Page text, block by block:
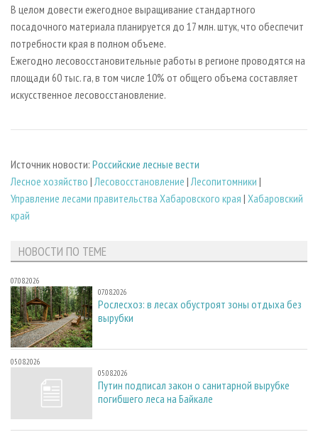
В целом довести ежегодное выращивание стандартного
посадочного материала планируется до 17 млн. штук, что обеспечит
потребности края в полном объеме.
Ежегодно лесовосстановительные работы в регионе проводятся на
площади 60 тыс. га, в том числе 10% от общего объема составляет
искусственное лесовосстановление.
Источник новости: Российские лесные вести
Лесное хозяйство |Лесовосстановление |Лесопитомники |
Управление лесами правительства Хабаровского края | Хабаровский
край
НОВОСТИ ПО ТЕМЕ
07.08.2026
07.08.2026
Рослесхоз: в лесах обустроят зоны отдыха без
вырубки
05.08.2026
05.08.2026
Путин подписал закон о санитарной вырубке
погибшего леса на Байкале